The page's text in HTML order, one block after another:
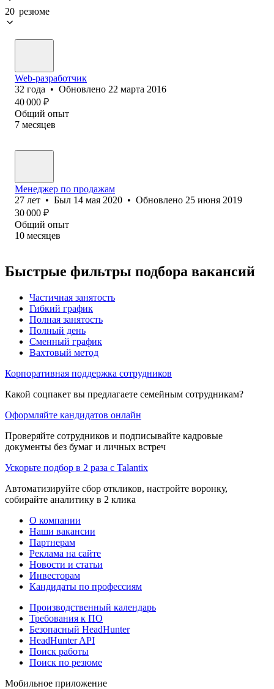
20 резюме
Web-разработчик
32 года • Обновлено 22 марта 2016
40 000 ₽
Общий опыт
7 месяцев
Менеджер по продажам
27 лет • Был 14 мая 2020 • Обновлено 25 июня 2019
30 000 ₽
Общий опыт
10 месяцев
Быстрые фильтры подбора вакансий
Частичная занятость
Гибкий график
Полная занятость
Полный день
Сменный график
Вахтовый метод
Корпоративная поддержка сотрудников
Какой соцпакет вы предлагаете семейным сотрудникам?
Оформляйте кандидатов онлайн
Проверяйте сотрудников и подписывайте кадровые
документы без бумаг и личных встреч
Ускорьте подбор в 2 раза с Talantix
Автоматизируйте сбор откликов, настройте воронку,
собирайте аналитику в 2 клика
О компании
Наши вакансии
Партнерам
Реклама на сайте
Новости и статьи
Инвесторам
Кандидаты по профессиям
Производственный календарь
Требования к ПО
Безопасный HeadHunter
HeadHunter API
Поиск работы
Поиск по резюме
Мобильное приложение